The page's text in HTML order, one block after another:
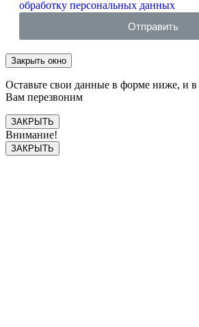
обработку персональных данных
Отправить
Закрыть окно
Оставьте свои данные в форме ниже, и
Вам перезвоним
ЗАКРЫТЬ
Внимание!
ЗАКРЫТЬ